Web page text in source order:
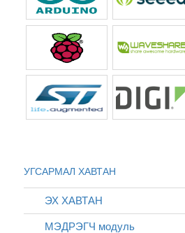
УГСАРМАЛ ХАВТАН
ЭХ ХАВТАН
МЭДРЭГЧ модуль